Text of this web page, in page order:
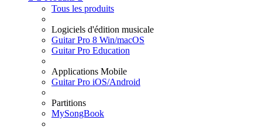
Tous les produits
Logiciels d'édition musicale
Guitar Pro 8 Win/macOS
Guitar Pro Education
Applications Mobile
Guitar Pro iOS/Android
Partitions
MySongBook